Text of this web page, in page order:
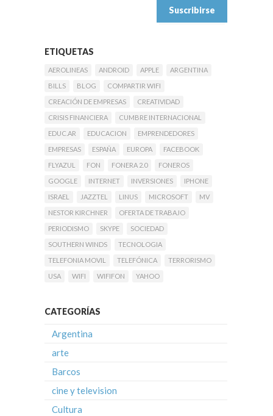
ETIQUETAS
AEROLINEAS ANDROID APPLE
ARGENTINA
BILLS
BLOG
COMPARTIR WIFI
CREACIÓN DE EMPRESAS
CREATIVIDAD
CRISIS FINANCIERA
CUMBRE INTERNACIONAL
EDUC.AR
EDUCACION
EMPRENDEDORES
EMPRESAS
ESPAÑA EUROPA
FACEBOOK
FLYAZUL
FON FONERA 2.0
FONEROS
GOOGLE
INTERNET INVERSIONES
IPHONE
ISRAEL
JAZZTEL LINUS MICROSOFT
MV
NESTOR KIRCHNER
OFERTA DE TRABAJO
PERIODISMO
SKYPE
SOCIEDAD
SOUTHERN WINDS
TECNOLOGIA
TELEFONIA MOVIL
TELEFÓNICA
TERRORISMO
USA
WIFI WIFIFON YAHOO
CATEGORÍAS
Argentina
arte
Barcos
cine y television
Cultura